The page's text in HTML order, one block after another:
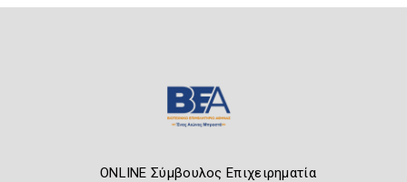
ONLINE Σύμβουλος Επιχειρηματία